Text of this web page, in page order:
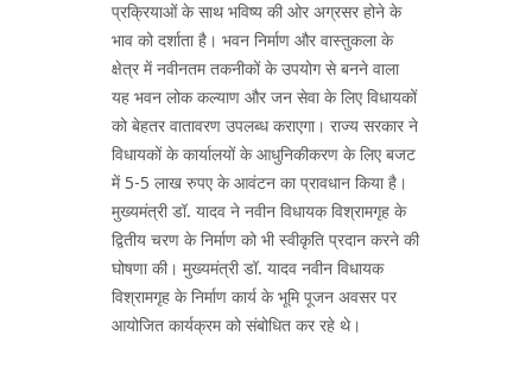
प्रक्रियाओं के साथ भविष्य की ओर अग्रसर होने के
भाव को दर्शाता है। भवन निर्माण और वास्तुकला के
क्षेत्र में नवीनतम तकनीकों के उपयोग से बनने वाला
यह भवन लोक कल्याण और जन सेवा के लिए विधायकों
को बेहतर वातावरण उपलब्ध कराएगा। राज्य सरकार ने
विधायकों के कार्यालयों के आधुनिकीकरण के लिए बजट
में 5-5 लाख रुपए के आवंटन का प्रावधान किया है।
मुख्यमंत्री डॉ. यादव ने नवीन विधायक विश्रामगृह के
द्वितीय चरण के निर्माण को भी स्वीकृति प्रदान करने की
घोषणा की। मुख्यमंत्री डॉ. यादव नवीन विधायक
विश्रामगृह के निर्माण कार्य के भूमि पूजन अवसर पर
आयोजित कार्यक्रम को संबोधित कर रहे थे।